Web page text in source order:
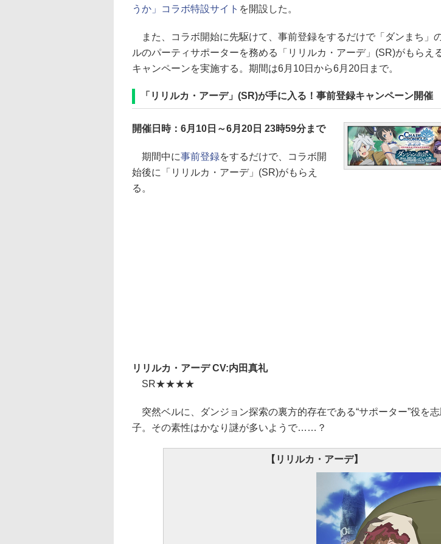
うか」コラボ特設サイト を開設した。
また、コラボ開始に先駆けて、事前登録をするだけで「ダンまち」
ルのパーティサポーターを務める「リリルカ・アーデ」(SR)がもらえ
キャンペーンを実施する。期間は6月10日から6月20日まで。
「リリルカ・アーデ」(SR)が手に入る！事前登録キャンペーン開催
開催日時：6月10日～6月20日 23時59分まで
期間中に事前登録をするだけで、コラボ開
始後に「リリルカ・アーデ」(SR)がもらえ
る。
リリルカ・アーデ CV:内田真礼
SR★★★★
突然ベルに、ダンジョン探索の裏方的存在である“サポーター”役を
子。その素性はかなり謎が多いようで……？
【リリルカ・アーデ】